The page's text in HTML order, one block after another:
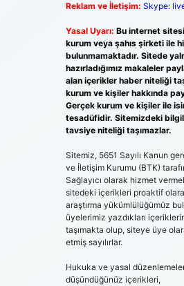
Reklam ve İletişim: Skype:
Yasal Uyarı: Bu internet
kurum veya şahıs şirketi ile
bulunmamaktadır. Sitede
hazırladığımız makaleler
alan içerikler haber niteliği
kurum ve kişiler hakkında
Gerçek kurum ve kişiler ile
tesadüfidir. Sitemizdeki
tavsiye niteliği taşımazlar.
Sitemiz, 5651 Sayılı Kanun
ve İletişim Kurumu (BTK)
Sağlayıcı olarak hizmet
sitedeki içerikleri proaktif
araştırma yükümlülüğümüz
üyelerimiz yazdıkları
taşımakta olup, siteye üye
etmiş sayılırlar.
Hukuka ve yasal
düşündüğünüz içerikleri,